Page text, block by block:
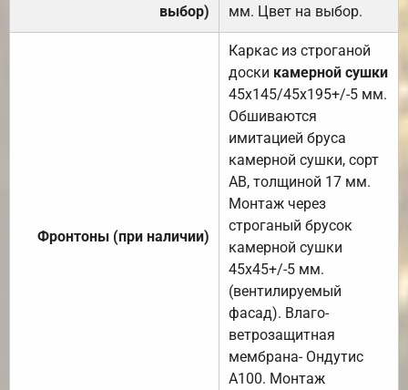
выбор)
мм. Цвет на выбор.
Фронтоны (при наличии)
Каркас из строганой
доски камерной сушки
45х145/45х195+/-5 мм.
Обшиваются
имитацией бруса
камерной сушки, сорт
АВ, толщиной 17 мм.
Монтаж через
строганый брусок
камерной сушки
45х45+/-5 мм.
(вентилируемый
фасад). Влаго-
ветрозащитная
мембрана- Ондутис
А100. Монтаж